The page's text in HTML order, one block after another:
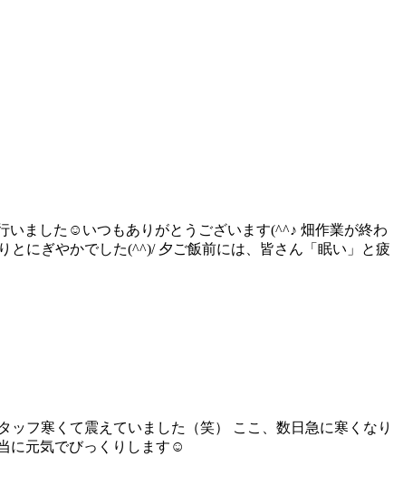
いました☺いつもありがとうございます(^^♪ 畑作業が終わ
とにぎやかでした(^^)/ 夕ご飯前には、皆さん「眠い」と疲
フ寒くて震えていました（笑） ここ、数日急に寒くなり
に元気でびっくりします☺